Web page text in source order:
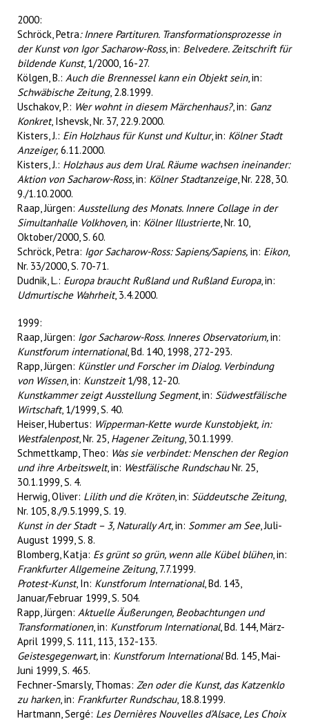
2000:
Schröck, Petra: Innere Partituren. Transformationsprozesse in
der Kunst von Igor Sacharow-Ross, in: Belvedere. Zeitschrift für
bildende Kunst, 1/2000, 16-27.
Kölgen, B.: Auch die Brennessel kann ein Objekt sein, in:
Schwäbische Zeitung, 2.8.1999.
Uschakov, P.: Wer wohnt in diesem Märchenhaus?, in: Ganz
Konkret, Ishevsk, Nr. 37, 22.9.2000.
Kisters, J.: Ein Holzhaus für Kunst und Kultur, in: Kölner Stadt
Anzeiger, 6.11.2000.
Kisters, J.: Holzhaus aus dem Ural. Räume wachsen ineinander:
Aktion von Sacharow-Ross, in: Kölner Stadtanzeige, Nr. 228, 30.
9./1.10.2000.
Raap, Jürgen: Ausstellung des Monats. Innere Collage in der
Simultanhalle Volkhoven, in: Kölner Illustrierte, Nr. 10,
Oktober/2000, S. 60.
Schröck, Petra: Igor Sacharow-Ross: Sapiens/Sapiens, in: Eikon,
Nr. 33/2000, S. 70-71.
Dudnik, L.: Europa braucht Rußland und Rußland Europa, in:
Udmurtische Wahrheit, 3.4.2000.
1999:
Raap, Jürgen: Igor Sacharow-Ross. Inneres Observatorium,in:
Kunstforum international, Bd. 140, 1998, 272-293.
Rapp, Jürgen: Künstler und Forscher im Dialog. Verbindung
von Wissen, in: Kunstzeit1/98, 12-20.
Kunstkammer zeigt Ausstellung Segment, in: Südwestfälische
Wirtschaft, 1/1999, S. 40.
Heiser, Hubertus: Wipperman-Kette wurde Kunstobjekt, in:
Westfalenpost, Nr. 25, Hagener Zeitung, 30.1.1999.
Schmettkamp, Theo: Was sie verbindet: Menschen der Region
und ihre Arbeitswelt, in: Westfälische RundschauNr. 25,
30.1.1999, S. 4.
Herwig, Oliver: Lilith und die Kröten, in: Süddeutsche Zeitung,
Nr. 105, 8./9.5.1999, S. 19.
Kunst in der Stadt – 3, Naturally Art,in: Sommer am See, Juli-
August 1999, S. 8.
Blomberg, Katja: Es grünt so grün, wenn alle Kübel blühen, in:
Frankfurter Allgemeine Zeitung, 7.7.1999.
Protest-Kunst, In: Kunstforum International, Bd. 143,
Januar/Februar 1999, S. 504.
Rapp, Jürgen: Aktuelle Äußerungen, Beobachtungen und
Transformationen, in: Kunstforum International, Bd. 144, März-
April 1999, S. 111, 113, 132-133.
Geistesgegenwart,in: Kunstforum InternationalBd. 145, Mai-
Juni 1999, S. 465.
Fechner-Smarsly, Thomas: Zen oder die Kunst, das Katzenklo
zu harken, in: Frankfurter Rundschau, 18.8.1999.
Hartmann, Sergé: Les Dernières Nouvelles d’Alsace, Les Choix